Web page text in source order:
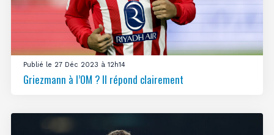
Publié le 27 Déc 2023 à 12h14
Griezmann à l’OM ? Il répond clairement